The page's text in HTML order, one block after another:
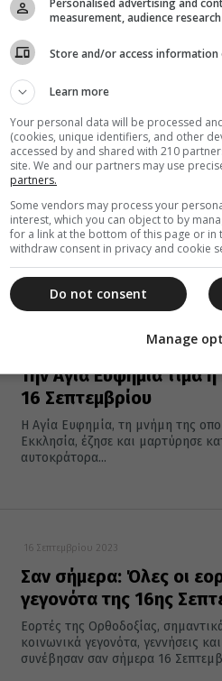
Σεπτεμβρίου
κοινωνικά γεγονότα, γεννήσεις
συνέβησαν σαν σήμερα 16
16 Σεπτεμβρίου 2023
Η Αγία Μελιτίνη που
16 Σεπτεμβρίου
Η Αγία Μελιτίνη τιμάται από την
Σεπτεμβρίου έκαστου έτους.
Την Αγία Ευφημία τιμά
16 Σεπτεμβρίου
Η Αγία Ευφημία, τη μνήμη της
Εκκλησία, έζησε και μαρτύρησε
αυτοκράτορα...
16 Σεπτεμβρίου 2023
Σαν σήμερα: Όλες οι
γεγονότα της 16ης
Εορτές της Ορθοδοξίας,
κοινωνικά γεγονότα, γεννήσεις
συνέβησαν σαν σήμερα 16
measurement, audience
Store and/or access information
Learn more
Your personal data will be processed
(cookies, unique identifiers, and other
accessed by and shared with 210
site. We and our partners may use
partners.
Some vendors may process your
interest, which you can object to by
for a link at the bottom of this page or in
withdraw consent in privacy and cookie
Do not consent
Manage